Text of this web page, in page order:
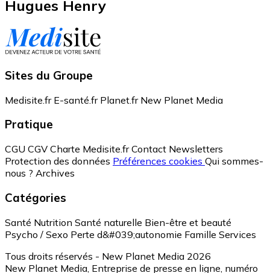
Hugues Henry
Sites du Groupe
Medisite.fr E-santé.fr Planet.fr New Planet Media
Pratique
CGU CGV Charte Medisite.fr Contact Newsletters
Protection des données Préférences cookies Qui sommes-
nous ? Archives
Catégories
Santé Nutrition Santé naturelle Bien-être et beauté
Psycho / Sexo Perte d&#039;autonomie Famille Services
Tous droits réservés - New Planet Media 2026
New Planet Media, Entreprise de presse en ligne, numéro